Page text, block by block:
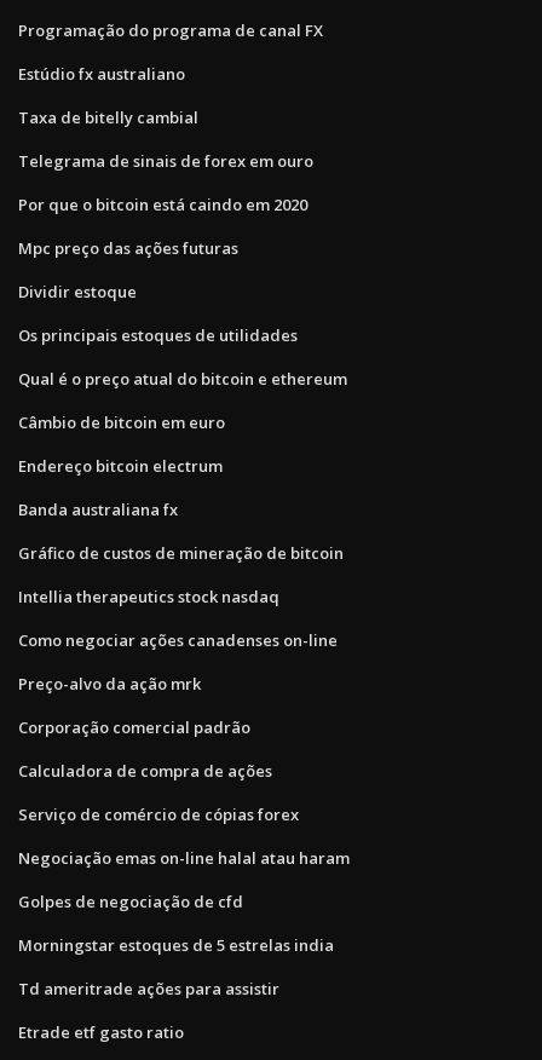
Programação do programa de canal FX
Estúdio fx australiano
Taxa de bitelly cambial
Telegrama de sinais de forex em ouro
Por que o bitcoin está caindo em 2020
Mpc preço das ações futuras
Dividir estoque
Os principais estoques de utilidades
Qual é o preço atual do bitcoin e ethereum
Câmbio de bitcoin em euro
Endereço bitcoin electrum
Banda australiana fx
Gráfico de custos de mineração de bitcoin
Intellia therapeutics stock nasdaq
Como negociar ações canadenses on-line
Preço-alvo da ação mrk
Corporação comercial padrão
Calculadora de compra de ações
Serviço de comércio de cópias forex
Negociação emas on-line halal atau haram
Golpes de negociação de cfd
Morningstar estoques de 5 estrelas india
Td ameritrade ações para assistir
Etrade etf gasto ratio